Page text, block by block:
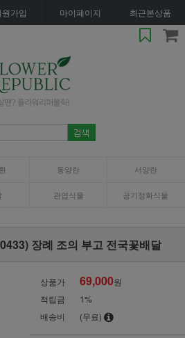
원가입 마이페이지 최근본상품
동양란 서양란
관엽식물 공기정화식물
장례 조의 부고 전국꽃배달
상품가 69,000원
적립금
1%
배송비
(무료)